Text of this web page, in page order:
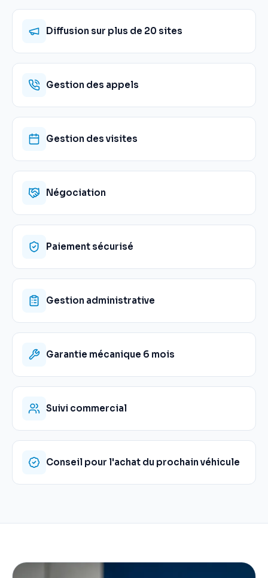
Diffusion sur plus de 20 sites
Gestion des appels
Gestion des visites
Négociation
Paiement sécurisé
Gestion administrative
Garantie mécanique 6 mois
Suivi commercial
Conseil pour l'achat du prochain véhicule